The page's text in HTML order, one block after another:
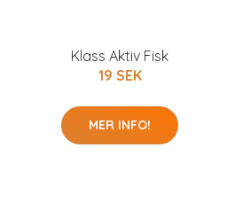
Klass Aktiv Fisk
19 SEK
MER INFO!